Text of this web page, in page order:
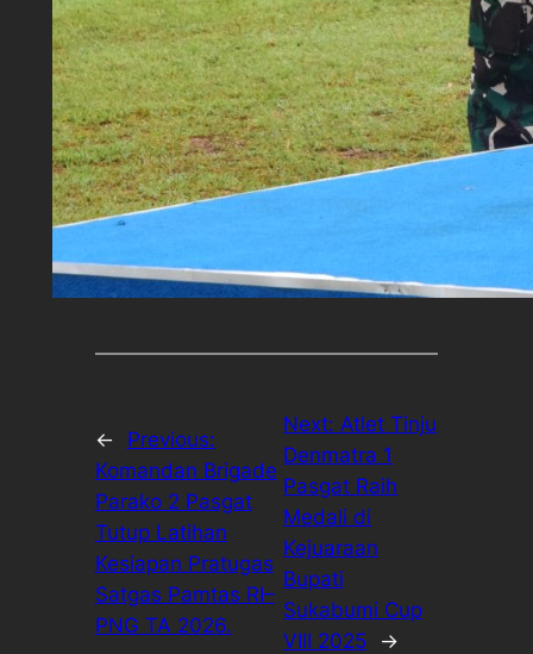
←
Previous:
Komandan Brigade
Parako 2 Pasgat
Tutup Latihan
Kesiapan Pratugas
Satgas Pamtas RI–
PNG TA 2026.
Next: Atlet Tinju
Denmatra 1
Pasgat Raih
Medali di
Kejuaraan
Bupati
Sukabumi Cup
VIII 2025
→